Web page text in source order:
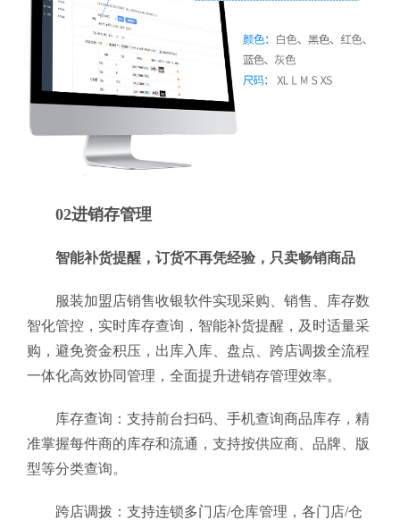
02进销存管理
智能补货提醒，订货不再凭经验，只卖畅销商品
服装加盟店销售收银软件实现采购、销售、库存数
智化管控，实时库存查询，智能补货提醒，及时适量采
购，避免资金积压，出库入库、盘点、跨店调拨全流程
一体化高效协同管理，全面提升进销存管理效率。
库存查询：支持前台扫码、手机查询商品库存，精
准掌握每件商的库存和流通，支持按供应商、品牌、版
型等分类查询。
跨店调拨：支持连锁多门店/仓库管理，各门店/仓